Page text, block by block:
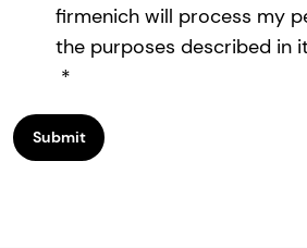
firmenich will process my
the purposes described in
Submit